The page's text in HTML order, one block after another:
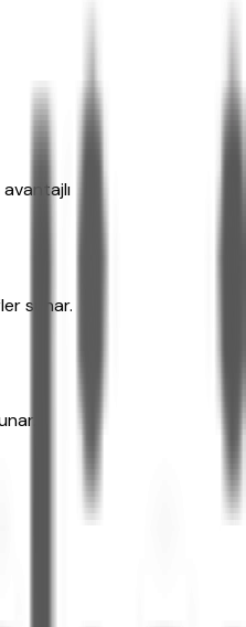
sunar.